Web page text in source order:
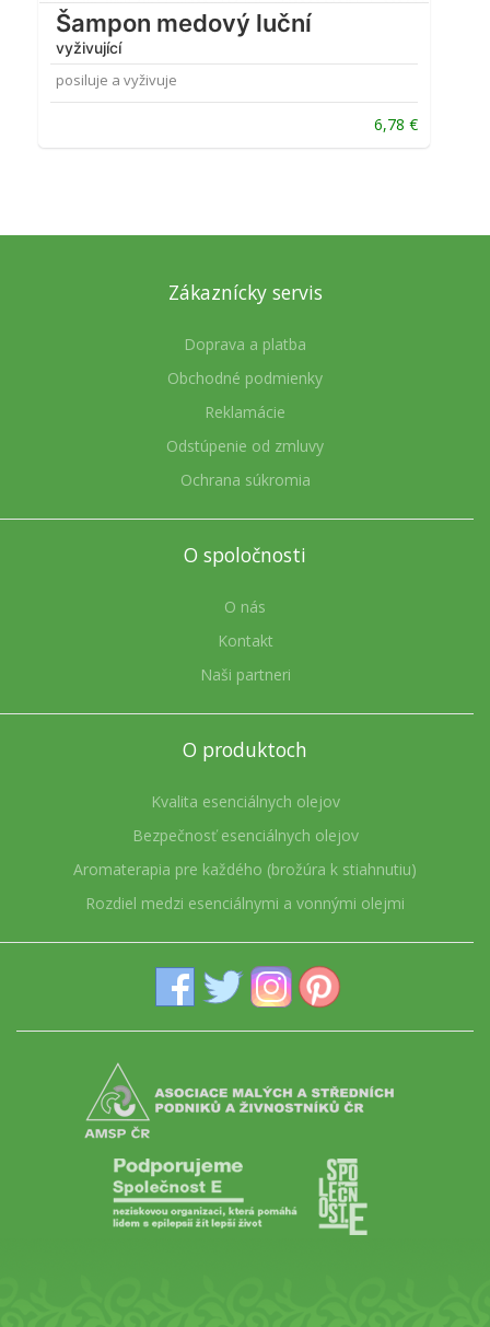
Šampon medový luční
vyživující
posiluje a vyživuje
6,78 €
Zákaznícky servis
Doprava a platba
Obchodné podmienky
Reklamácie
Odstúpenie od zmluvy
Ochrana súkromia
O spoločnosti
O nás
Kontakt
Naši partneri
O produktoch
Kvalita esenciálnych olejov
Bezpečnosť esenciálnych olejov
Aromaterapia pre každého (brožúra k stiahnutiu)
Rozdiel medzi esenciálnymi a vonnými olejmi